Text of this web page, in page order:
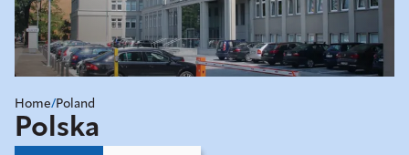
Home/Poland
Polska